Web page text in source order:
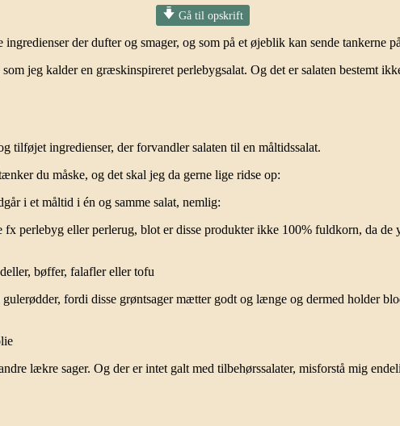
Gå til opskrift
der dufter og smager, og som på et øjeblik kan sende tankerne
jeg kalder en græskinspireret perlebygsalat. Og det er salaten bestemt
tilføjet ingredienser, der forvandler salaten til en måltidssalat.
du måske, og det skal jeg da gerne lige ridse op:
i et måltid i én og samme salat, nemlig:
perlebyg eller perlerug, blot er disse produkter ikke 100% fuldkorn, da de
bøffer, falafler eller tofu
fordi disse grøntsager mætter godt og længe og dermed holder
lækre sager. Og der er intet galt med tilbehørssalater, misforstå mig